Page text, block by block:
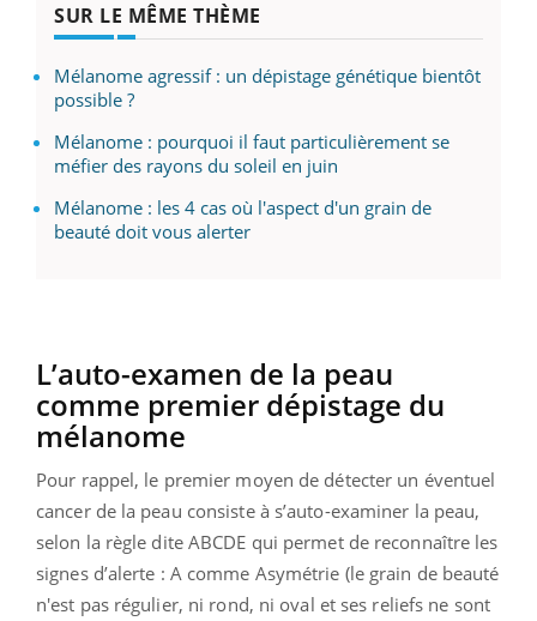
SUR LE MÊME THÈME
Mélanome agressif : un dépistage génétique bientôt
possible ?
Mélanome : pourquoi il faut particulièrement se
méfier des rayons du soleil en juin
Mélanome : les 4 cas où l'aspect d'un grain de
beauté doit vous alerter
L’auto-examen de la peau
comme premier dépistage du
mélanome
Pour rappel, le premier moyen de détecter un éventuel
cancer de la peau consiste à s’auto-examiner la peau,
selon la règle dite ABCDE qui permet de reconnaître les
signes d’alerte : A comme Asymétrie (le grain de beauté
n'est pas régulier, ni rond, ni oval et ses reliefs ne sont